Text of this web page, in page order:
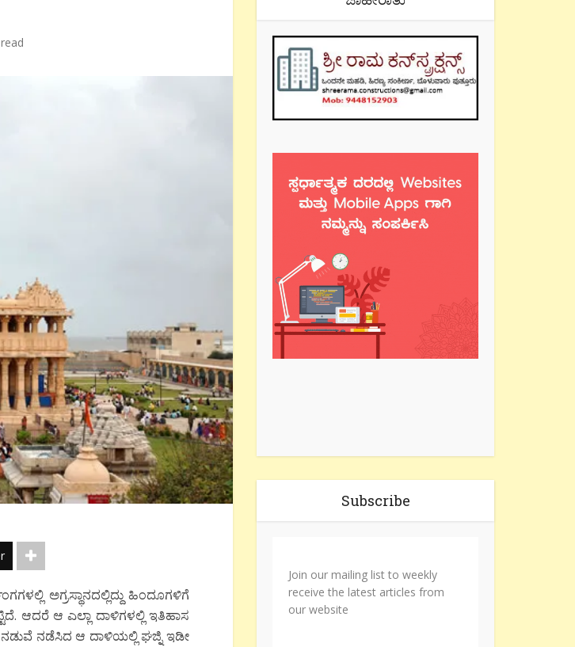
ಅಗ್ರಸ್ಥಾನದಲ್ಲಿದ್ದು ಹಿಂದೂಗಳಿಗೆ
ಆದರೆ ಆ ಎಲ್ಲಾ ದಾಳಿಗಳಲ್ಲಿ ಇತಿಹಾಸ
ನಡುವೆ ನಡೆಸಿದ ಆ ದಾಳಿಯಲ್ಲಿ ಘಜ್ನಿ ಇಡೀ
Subscribe
Join our mailing list to weekly
receive the latest articles from
our website